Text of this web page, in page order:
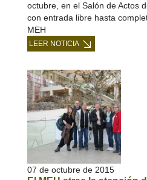
octubre, en el Salón de Actos
con entrada libre hasta
MEH
LEER NOTICIA
07 de octubre de 2015